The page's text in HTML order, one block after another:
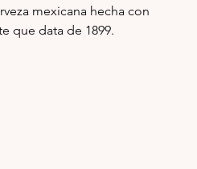
mexicana hecha con
que data de 1899.